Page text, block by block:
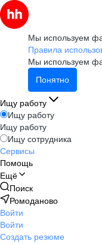
Мы используем
Правила
Мы используем
Понятно
Ищу работу
Ищу работу
Ищу работу
Ищу сотрудника
Сервисы
Помощь
Ещё
Поиск
Ромоданово
Войти
Войти
Создать резюме